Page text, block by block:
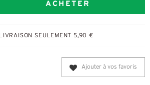
ACHETER
LIVRAISON SEULEMENT 5,90 €
Ajouter à vos favoris